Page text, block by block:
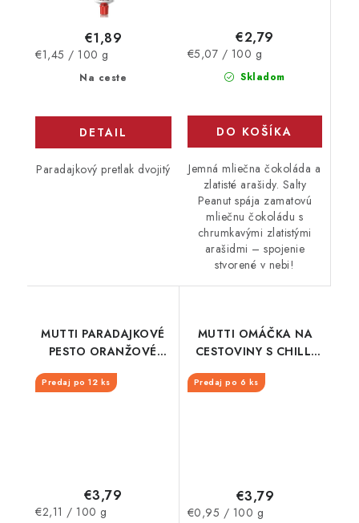
Na ceste
€1,89
Jednotková
€1,45 / 100 g
DETAIL
Paradajkový pretlak dvojitý
Skladom
€2,79
Jednotková
€5,07 / 100 g
DO KOŠÍKA
Jemná mliečna čokoláda a
zlatisté arašidy. Salty
Peanut spája zamatovú
mliečnu čokoládu s
chrumkavými zlatistými
arašidmi – spojenie
stvorené v nebi!
MUTTI PARADAJKOVÉ
PESTO ORANŽOVÉ
SKLO 180G
Predaj po 12 ks
€3,79
Jednotková
€2,11 / 100 g
MUTTI OMÁČKA NA
CESTOVINY S CHILLI
SKLO 400G
Predaj po 6 ks
€3,79
Jednotková
€0,95 / 100 g